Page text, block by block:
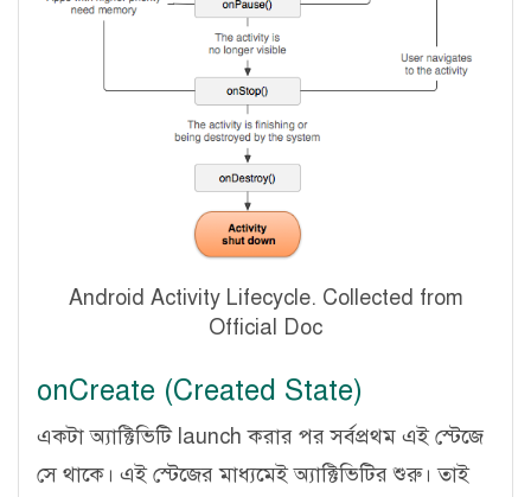
Android Activity Lifecycle. Collected from
Official Doc
onCreate (Created State)
একটা অ্যাক্টিভিটি launch করার পর সর্বপ্রথম এই স্টেজে
সে থাকে। এই স্টেজের মাধ্যমেই অ্যাক্টিভিটির শুরু। তাই